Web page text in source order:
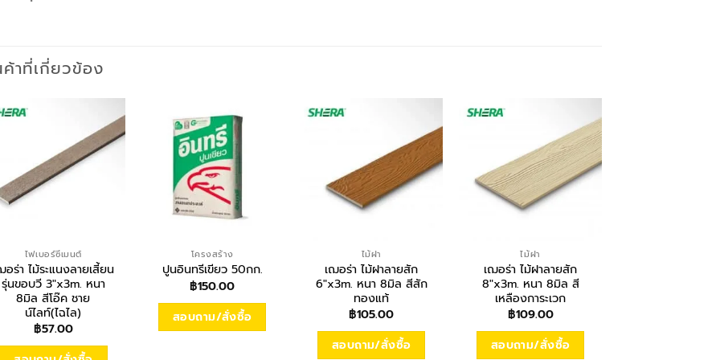
าที่เกี่ยวข้อง
ไฟเบอร์ซีเมนต์
อร่า ไม้ระแนงลายเสี้ยน
รุ่นขอบวี 3″x3m. หนา
8มิล สีโอ๊ค ชาย
น์ไลท์(ไฉไล)
฿57.00
โครงสร้าง
ปูนอินทรีเขียว 50กก.
฿150.00
สอบถาม/สั่งซื้อ
ไม้ฝา
เฌอร่า ไม้ฝาลายสัก
6″x3m. หนา 8มิล สีสัก
ทองแท้
฿105.00
สอบถาม/สั่งซื้อ
ไม้ฝา
เฌอร่า ไม้ฝาลายสัก
8″x3m. หนา 8มิล สี
เหลืองการะเวก
฿109.00
สอบถาม/สั่งซื้อ